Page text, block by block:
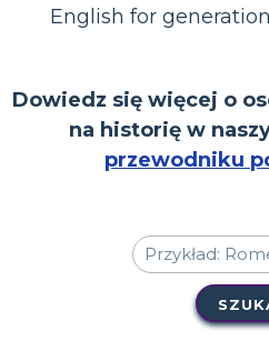
English for
Dowiedz się więcej o
na historię w
przewodniku